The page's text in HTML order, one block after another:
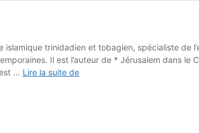
trinidadien et tobagien, spécialiste de
Il est l’auteur de * Jérusalem dans le
… Lire la suite de